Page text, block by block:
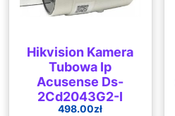
Hikvision Kamera
Tubowa Ip
Acusense Ds-
2Cd2043G2-I
498.00zł